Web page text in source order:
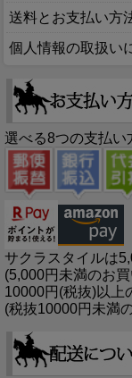
送料とお支払い方
個人情報の取扱い
選べる8つの支払い
サクラスタイルは
(5,000円未満のお
10000円(税抜)以上
(税抜10000円未満